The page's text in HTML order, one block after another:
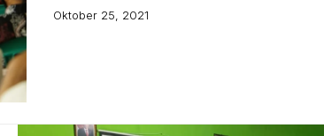
Oktober 25, 2021